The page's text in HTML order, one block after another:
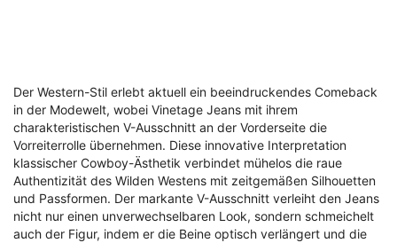
Der Western-Stil erlebt aktuell ein beeindruckendes Comeback
in der Modewelt, wobei Vinetage Jeans mit ihrem
charakteristischen V-Ausschnitt an der Vorderseite die
Vorreiterrolle übernehmen. Diese innovative Interpretation
klassischer Cowboy-Ästhetik verbindet mühelos die raue
Authentizität des Wilden Westens mit zeitgemäßen Silhouetten
und Passformen. Der markante V-Ausschnitt verleiht den Jeans
nicht nur einen unverwechselbaren Look, sondern schmeichelt
auch der Figur, indem er die Beine optisch verlängert und die